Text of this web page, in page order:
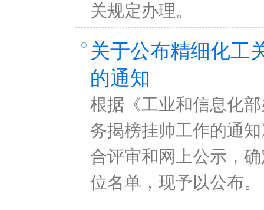
关规定办理。
关于公布精细化工
的通知
根据《工业和信息化
务揭榜挂帅工作的通
合评审和网上公示，
位名单，现予以公布。